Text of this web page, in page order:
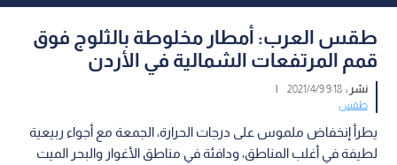
طقس العرب: أمطار مخلوطة بالثلوج فوق
قمم المرتفعات الشمالية في الأردن
نشر :9:18 2021/4/9
|
طقس
يطرأ إنخفاض ملموس على درجات الحرارة، الجمعة مع أجواء ربيعية
لطيفة في أغلب المناطق، ودافئة في مناطق الأغوار والبحر الميت